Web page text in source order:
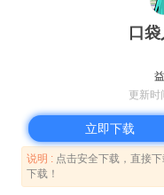
口
更新时
立即下载
说明 : 点击安全下载，直接
下载！